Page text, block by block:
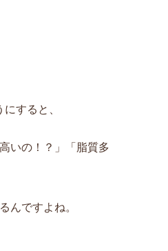
すると、
いの！？」「脂質多
んですよね。